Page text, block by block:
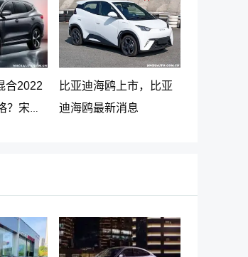
合2022
？宋
比亚迪海鸥上市，比亚
迪海鸥最新消息